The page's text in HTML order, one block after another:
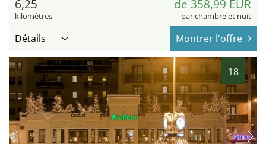
6,25
kilomètres
de 358,99 EUR
par chambre et nuit
Détails Montrer l'offre
18